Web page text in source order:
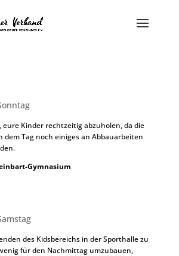
Kinder rechtzeitig abzuholen, da die
dem Tag noch einiges an Abbauarbeiten
Gymnasium
des Kidsbereichs in der Sporthalle zu
für den Nachmittag umzubauen,